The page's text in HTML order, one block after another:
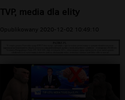
TVP, media dla elity
Opublikowany 2020-12-02 10:49:10